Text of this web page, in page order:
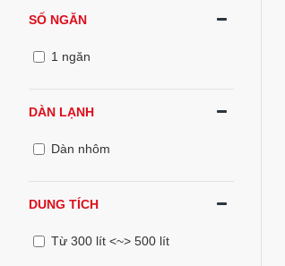
SỐ NGĂN
1 ngăn
DÀN LẠNH
Dàn nhôm
DUNG TÍCH
Từ 300 lít <~> 500 lít